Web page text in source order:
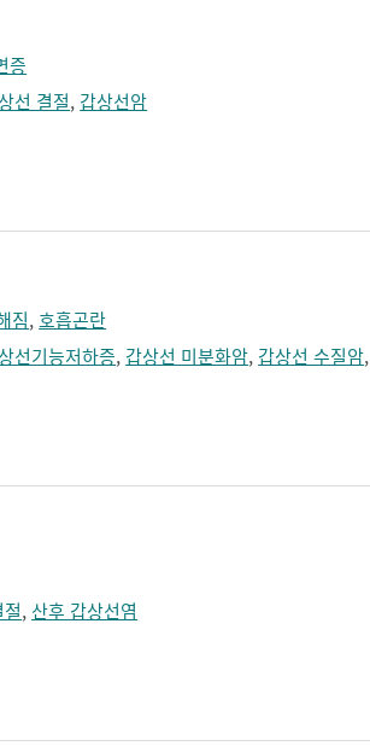
증
선 결절, 갑상선암
짐,호흡곤란
선기능저하증, 갑상선 미분화암, 갑상선 수질암,
, 산후 갑상선염